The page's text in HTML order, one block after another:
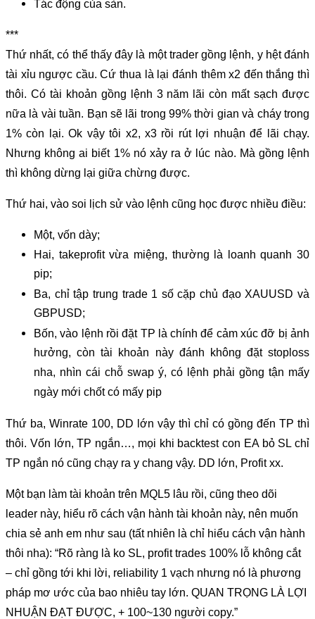
Tác động của sàn.
***​
Thứ nhất, có thể thấy đây là một trader gồng lệnh, y hệt đánh
tài xỉu ngược cầu. Cứ thua là lại đánh thêm x2 đến thắng thì
thôi. Có tài khoản gồng lệnh 3 năm lãi còn mất sạch được
nữa là vài tuần. Bạn sẽ lãi trong 99% thời gian và cháy trong
1% còn lại. Ok vậy tôi x2, x3 rồi rút lợi nhuận để lãi chạy.
Nhưng không ai biết 1% nó xảy ra ở lúc nào. Mà gồng lệnh
thì không dừng lại giữa chừng được.
Thứ hai, vào soi lịch sử vào lệnh cũng học được nhiều điều:
Một, vốn dày;
Hai, takeprofit vừa miệng, thường là loanh quanh 30
pip;
Ba, chỉ tập trung trade 1 số cặp chủ đạo XAUUSD và
GBPUSD;
Bốn, vào lệnh rồi đặt TP là chính để cảm xúc đỡ bị ảnh
hưởng, còn tài khoản này đánh không đặt stoploss
nha, nhìn cái chỗ swap ý, có lệnh phải gồng tận mấy
ngày mới chốt có mấy pip
Thứ ba, Winrate 100, DD lớn vậy thì chỉ có gồng đến TP thì
thôi. Vốn lớn, TP ngắn…, mọi khi backtest con EA bỏ SL chỉ
TP ngắn nó cũng chạy ra y chang vậy. DD lớn, Profit xx.
Một bạn làm tài khoản trên MQL5 lâu rồi, cũng theo dõi
leader này, hiểu rõ cách vận hành tài khoản này, nên muốn
chia sẻ anh em như sau (tất nhiên là chỉ hiểu cách vận hành
thôi nha): “Rõ ràng là ko SL, profit trades 100% lỗ không cắt
– chỉ gồng tới khi lời, reliability 1 vạch nhưng nó là phương
pháp mơ ước của bao nhiêu tay lớn. QUAN TRỌNG LÀ LỢI
NHUẬN ĐẠT ĐƯỢC, + 100~130 người copy.”